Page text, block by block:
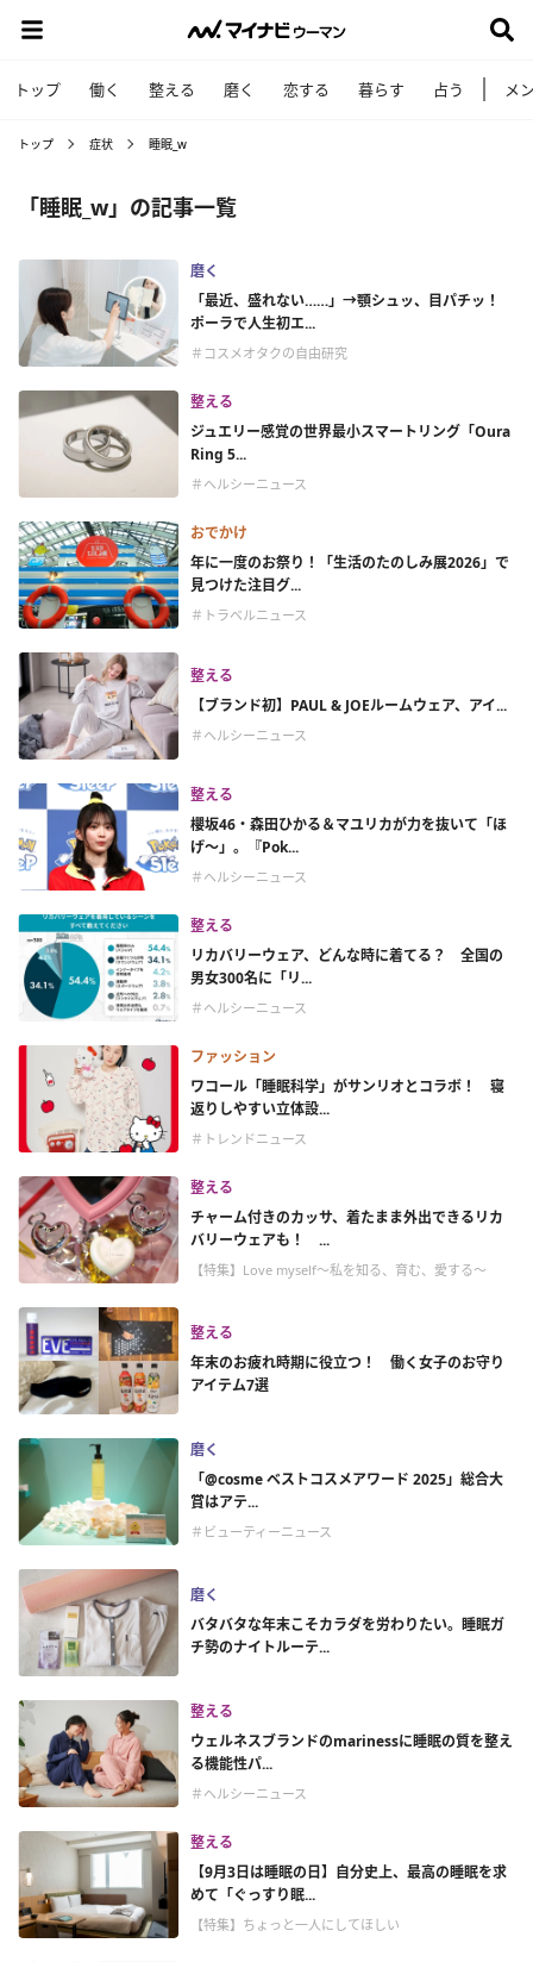
トップ 働く 整える 磨く 恋する 暮らす 占う メ
トップ 症状 睡眠_w
「睡眠_w」の記事一覧
磨く
「最近、盛れない……」→顎シュッ、目パチッ！
ポーラで人生初エ...
＃コスメオタクの自由研究
整える
ジュエリー感覚の世界最小スマートリング「Oura
Ring 5...
＃ヘルシーニュース
おでかけ
年に一度のお祭り！「生活のたのしみ展2026」で
見つけた注目グ...
＃トラベルニュース
整える
【ブランド初】PAUL & JOEルームウェア、アイ...
＃ヘルシーニュース
整える
櫻坂46・森田ひかる＆マユリカが力を抜いて「ほ
げ～」。『Pok...
＃ヘルシーニュース
整える
リカバリーウェア、どんな時に着てる？ 全国の
男女300名に「リ...
＃ヘルシーニュース
ファッション
ワコール「睡眠科学」がサンリオとコラボ！ 寝
返りしやすい立体設...
＃トレンドニュース
整える
チャーム付きのカッサ、着たまま外出できるリカ
バリーウェアも！ ...
【特集】Love myself～私を知る、育む、愛する～
整える
年末のお疲れ時期に役立つ！ 働く女子のお守り
アイテム7選
磨く
「@cosme ベストコスメアワード 2025」総合大
賞はアテ...
＃ビューティーニュース
磨く
バタバタな年末こそカラダを労わりたい。睡眠ガ
チ勢のナイトルーテ...
整える
ウェルネスブランドのmarinessに睡眠の質を整え
る機能性パ...
＃ヘルシーニュース
整える
【9月3日は睡眠の日】自分史上、最高の睡眠を求
めて「ぐっすり眠...
【特集】ちょっと一人にしてほしい